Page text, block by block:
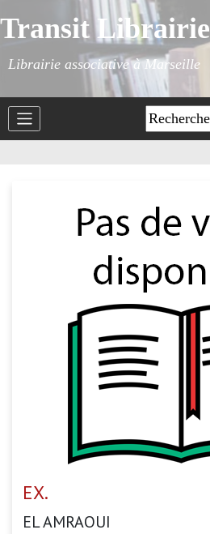
Transit Librairie
Librairie associative à Marseille
EX.
EL AMRAOUI